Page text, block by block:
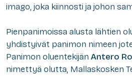
imago, joka kiinnosti ja johon
Pienpanimoissa alusta lähtien
yhdistyivät panimon nimeen
Panimon oluentekijän Antero
nimettyä olutta, Mallaskosken